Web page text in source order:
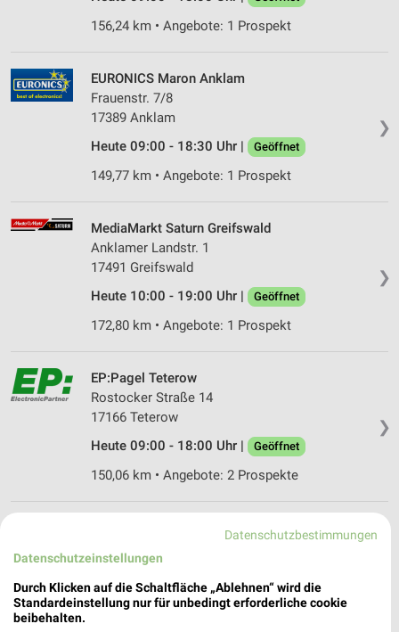
156,24 km • Angebote: 1 Prospekt
❯
EURONICS Maron Anklam
Frauenstr. 7/8
17389 Anklam
Heute 09:00 - 18:30 Uhr |
Geöffnet
149,77 km • Angebote: 1 Prospekt
❯
MediaMarkt Saturn Greifswald
Anklamer Landstr. 1
17491 Greifswald
Heute 10:00 - 19:00 Uhr |
Geöffnet
172,80 km • Angebote: 1 Prospekt
❯
EP:Pagel Teterow
Rostocker Straße 14
17166 Teterow
Heute 09:00 - 18:00 Uhr |
Geöffnet
150,06 km • Angebote: 2 Prospekte
TV - Hifi - Mandt Inh. Iris Mandt Gnoien
17179 Gnoien
167,64 km • Angebote: 1 Prospekt
Datenschutzbestimmungen
Datenschutzeinstellungen
Durch Klicken auf die Schaltfläche „Ablehnen“ wird die
Standardeinstellung nur für unbedingt erforderliche cookie
beibehalten.